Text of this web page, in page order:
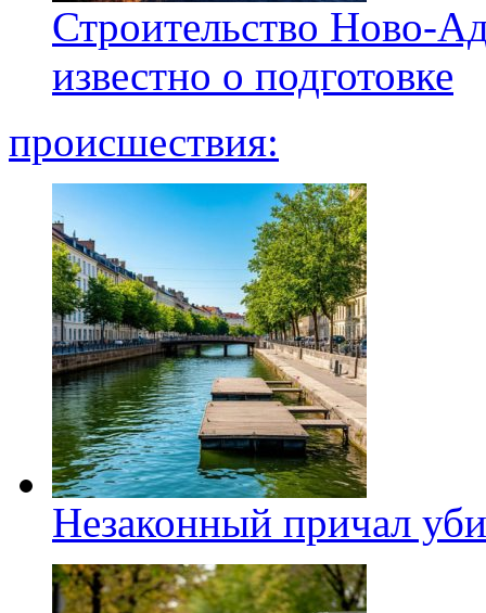
Строительство Ново-
известно о подготовке
происшествия:
Незаконный причал